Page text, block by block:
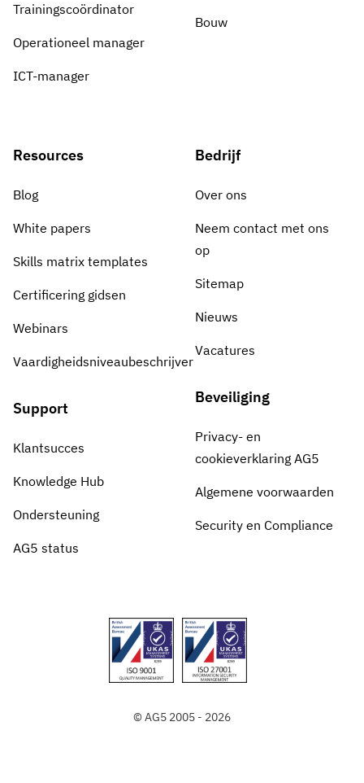
Trainingscoördinator
Operationeel manager
ICT-manager
Bouw
Resources
Blog
White papers
Skills matrix templates
Certificering gidsen
Webinars
Vaardigheidsniveaubeschrijver
Support
Klantsucces
Knowledge Hub
Ondersteuning
AG5 status
Bedrijf
Over ons
Neem contact met ons
op
Sitemap
Nieuws
Vacatures
Beveiliging
Privacy- en
cookieverklaring AG5
Algemene voorwaarden
Security en Compliance
© AG5 2005 - 2026